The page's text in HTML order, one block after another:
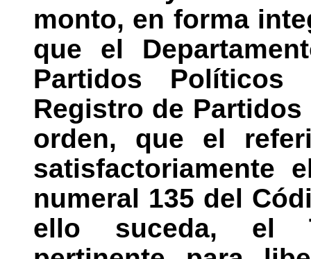
monto, en forma
que el
Partidos
Registro de
orden, que el
satisfactoriamente
numeral 135 del
ello suceda, el